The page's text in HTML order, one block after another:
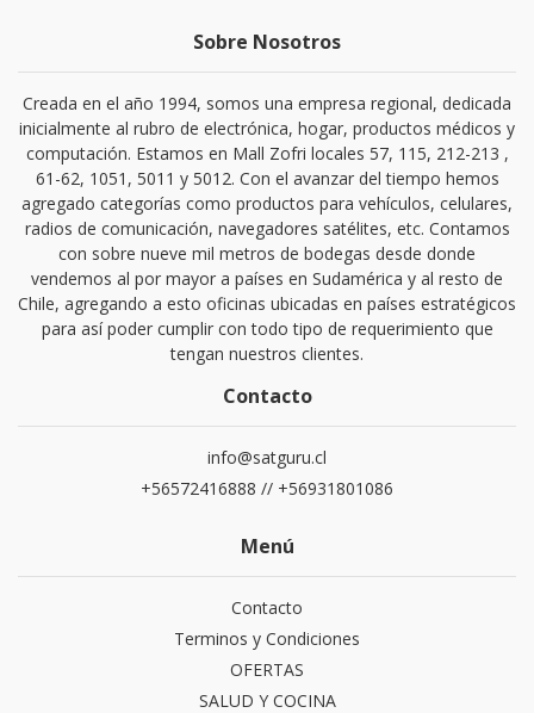
Sobre Nosotros
Creada en el año 1994, somos una empresa regional, dedicada
inicialmente al rubro de electrónica, hogar, productos médicos y
computación. Estamos en Mall Zofri locales 57, 115, 212-213 ,
61-62, 1051, 5011 y 5012. Con el avanzar del tiempo hemos
agregado categorías como productos para vehículos, celulares,
radios de comunicación, navegadores satélites, etc. Contamos
con sobre nueve mil metros de bodegas desde donde
vendemos al por mayor a países en Sudamérica y al resto de
Chile, agregando a esto oficinas ubicadas en países estratégicos
para así poder cumplir con todo tipo de requerimiento que
tengan nuestros clientes.
Contacto
info@satguru.cl
+56572416888 // +56931801086
Menú
Contacto
Terminos y Condiciones
OFERTAS
SALUD Y COCINA